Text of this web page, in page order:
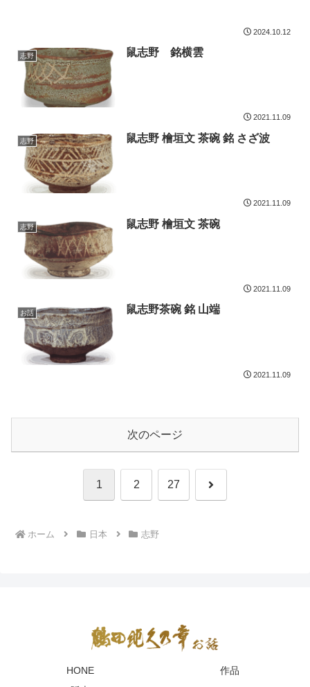
2024.10.12
志野 鼠志野 銘横雲
2021.11.09
志野 鼠志野 檜垣文 茶碗 銘 さざ波
2021.11.09
志野 鼠志野 檜垣文 茶碗
2021.11.09
お話 鼠志野茶碗 銘 山端
2021.11.09
次のページ
1 2 27 次
ホーム 日本 志野
HONE
作品